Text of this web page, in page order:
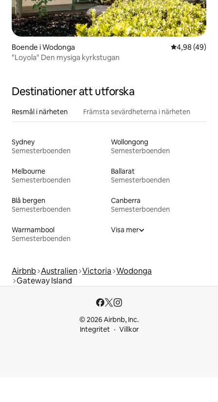
Boende i Wodonga 4,98 av 5 i
4,98 (49)
"Loyola" Den mysiga kyrkstugan
Destinationer att utforska
Resmål i närheten Främsta sevärdheterna i närheten
Sydney
Semesterboenden
Wollongong
Semesterboenden
Melbourne
Semesterboenden
Ballarat
Semesterboenden
Blå bergen
Semesterboenden
Canberra
Semesterboenden
Warrnambool
Semesterboenden
Visa mer
Airbnb Australien Victoria Wodonga
Gateway Island
© 2026 Airbnb, Inc.
Integritet
Villkor